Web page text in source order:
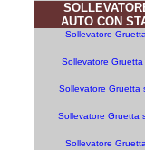
AUTO CON
Sollevatore
Sollevatore
Sollevatore Gruetta
Sollevatore Gruetta
Sollevatore